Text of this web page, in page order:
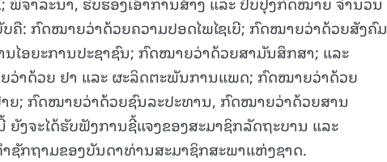
ຄື: ກົດໝາຍວ່າດ້ວຍຄວາມປອດໄພໄຊເບີ; ກົດໝາຍວ່າດ້ວຍສັງຄົມ
ໄອຍະການປະຊາຊົນ; ກົດໝາຍວ່າດ້ວຍສາມັນສຶກສາ; ແລະ
າດ້ວຍ ຢາ ແລະ ຜະລິດຕະພັນການແພດ; ກົດໝາຍວ່າດ້ວຍ
ຍ; ກົດໝາຍວ່າດ້ວຍຊົນລະປະທານ, ກົດໝາຍວ່າດ້ວຍສານ
ງຈະໄດ້ຮັບຟັງການຊີ້ແຈງຂອງສະມາຊິກລັດຖະບານ ແລະ
ກຖາມຂອງບັນດາທ່ານສະມາຊິກສະພາແຫ່ງຊາດ.